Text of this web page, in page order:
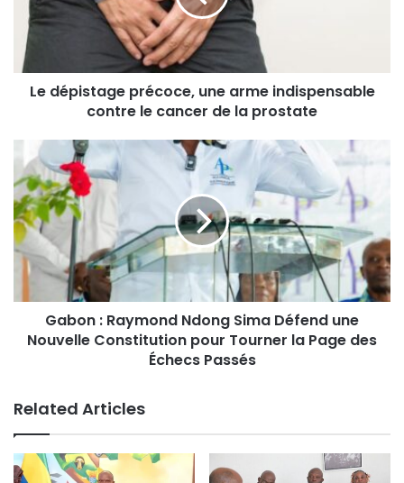
Le dépistage précoce, une arme indispensable
contre le cancer de la prostate
Gabon : Raymond Ndong Sima Défend une
Nouvelle Constitution pour Tourner la Page des
Échecs Passés
Related Articles